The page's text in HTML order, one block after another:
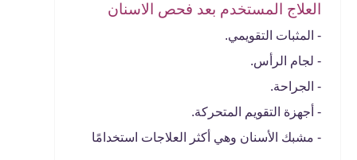
العلاج المستخدم بعد فحص الاسنان
- المثبات التقويمي.
- لجام الرأس.
- الجراحة.
- أجهزة التقويم المتحركة.
- مشبك الأسنان وهي أكثر العلاجات استخدامًا